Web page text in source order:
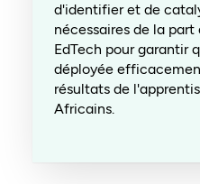
d'identifier et de
nécessaires de la
EdTech pour garantir
déployée
résultats de
Africains.